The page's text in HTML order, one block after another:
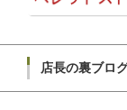
店長の裏ブロ